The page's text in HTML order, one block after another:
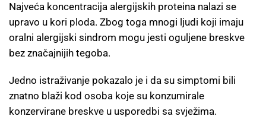
Najveća koncentracija alergijskih proteina nalazi se
upravo u kori ploda. Zbog toga mnogi ljudi koji imaju
oralni alergijski sindrom mogu jesti oguljene breskve
bez značajnijih tegoba.
Jedno istraživanje pokazalo je i da su simptomi bili
znatno blaži kod osoba koje su konzumirale
konzervirane breskve u usporedbi sa svježima.